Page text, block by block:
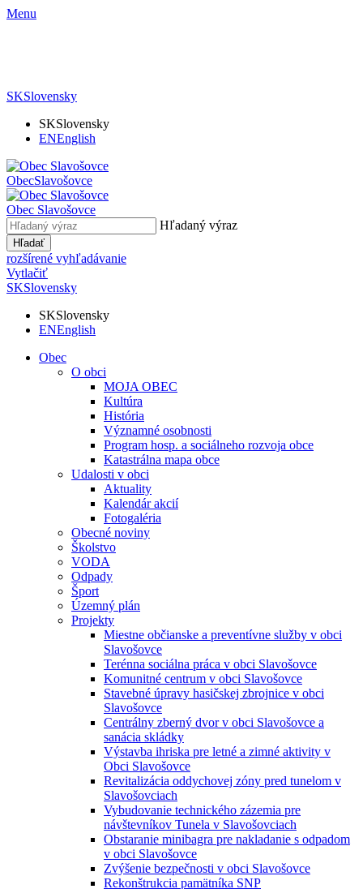
Menu
SKSlovensky
SKSlovensky
ENEnglish
ObecSlavošovce
Obec Slavošovce
Hľadaný výraz
Hľadať
rozšírené vyhľadávanie
Vytlačiť
SKSlovensky
SKSlovensky
ENEnglish
Obec
O obci
MOJA OBEC
Kultúra
História
Významné osobnosti
Program hosp. a sociálneho rozvoja obce
Katastrálna mapa obce
Udalosti v obci
Aktuality
Kalendár akcií
Fotogaléria
Obecné noviny
Školstvo
VODA
Odpady
Šport
Územný plán
Projekty
Miestne občianske a preventívne služby v obci
Slavošovce
Terénna sociálna práca v obci Slavošovce
Komunitné centrum v obci Slavošovce
Stavebné úpravy hasičskej zbrojnice v obci
Slavošovce
Centrálny zberný dvor v obci Slavošovce a
sanácia skládky
Výstavba ihriska pre letné a zimné aktivity v
Obci Slavošovce
Revitalizácia oddychovej zóny pred tunelom v
Slavošovciach
Vybudovanie technického zázemia pre
návštevníkov Tunela v Slavošovciach
Obstaranie minibagra pre nakladanie s odpadom
v obci Slavošovce
Zvýšenie bezpečnosti v obci Slavošovce
Rekonštrukcia pamätníka SNP